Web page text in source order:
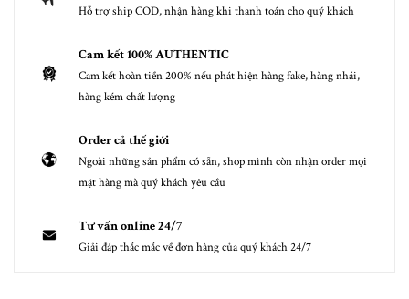
Hỗ trợ ship COD, nhận hàng khi thanh toán cho quý khách
Cam kết 100% AUTHENTIC
Cam kết hoàn tiền 200% nếu phát hiện hàng fake, hàng nhái,
hàng kém chất lượng
Order cả thế giới
Ngoài những sản phẩm có sẵn, shop mình còn nhận order mọi
mặt hàng mà quý khách yêu cầu
Tư vấn online 24/7
Giải đáp thắc mắc về đơn hàng của quý khách 24/7